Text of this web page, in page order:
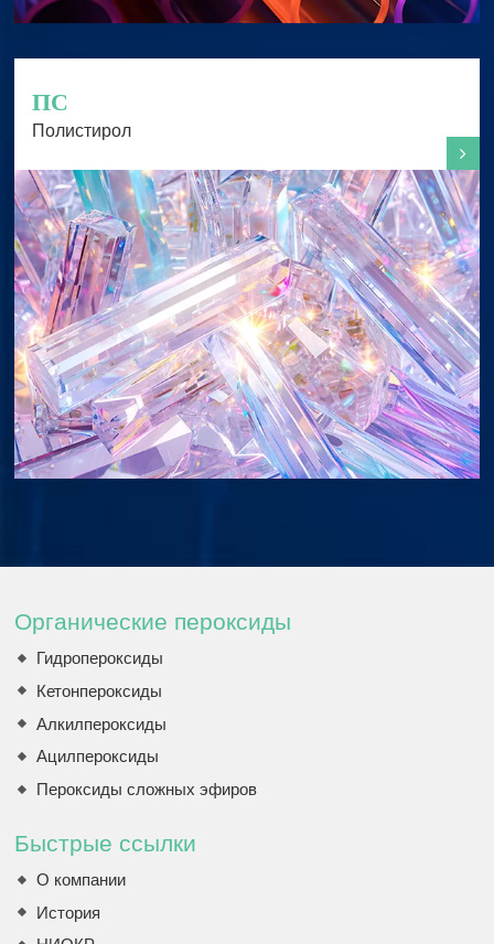
ПС
Полистирол
Органические пероксиды
Гидропероксиды
Кетонпероксиды
Алкилпероксиды
Ацилпероксиды
Пероксиды сложных эфиров
Быстрые ссылки
О компании
История